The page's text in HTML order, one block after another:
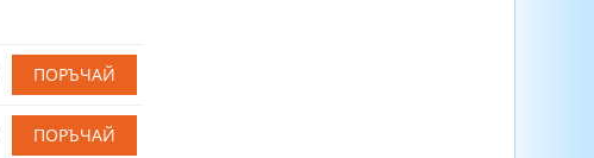
ПОРЪЧАЙ
ПОРЪЧАЙ